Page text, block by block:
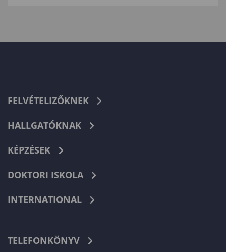
FELVÉTELIZŐKNEK
HALLGATÓKNAK
KÉPZÉSEK
DOKTORI ISKOLA
INTERNATIONAL
TELEFONKÖNYV